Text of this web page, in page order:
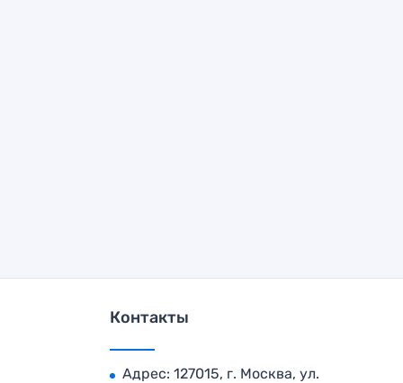
Контакты
Адрес: 127015, г. Москва, ул.